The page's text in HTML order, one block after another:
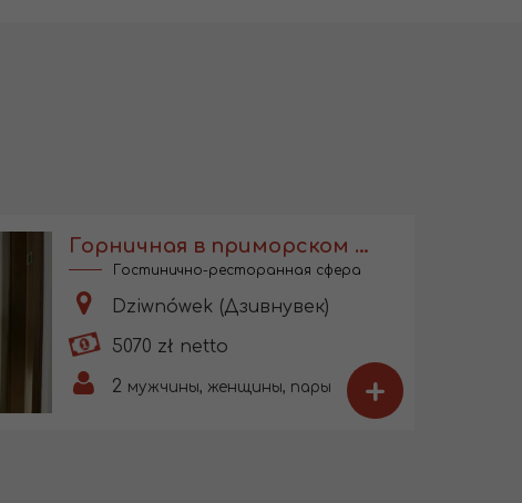
Горничная в приморском отеле
Гостинично-ресторанная сфера
Dziwnówek (Дзивнувек)
5070 zł netto
2 мужчины, женщины, пары +